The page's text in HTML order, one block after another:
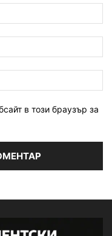
в този браузър за